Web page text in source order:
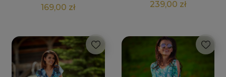
169,00 zł 239,00 zł